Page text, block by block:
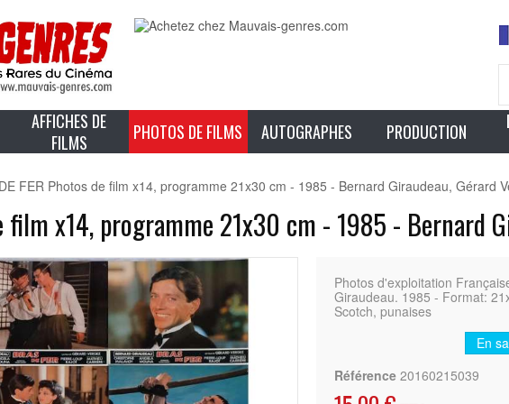
AFFICHES DE
FILMS
PHOTOS DE FILMS AUTOGRAPHES PRODUCTION
FER Photos de film x14, programme 21x30 cm - 1985 - Bernard Giraudeau, Gérard
film x14, programme 21x30 cm - 1985 - Bernard
Photos d'exploitation
Giraudeau. 1985 - Format:
Scotch, punaises
En
Référence 20160215039